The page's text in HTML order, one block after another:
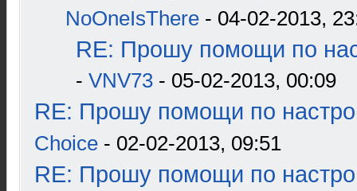
NoOneIsThere - 04-02-2013,
RE: Прошу помощи по
- VNV73 - 05-02-2013, 00:09
RE: Прошу помощи по
Choice - 02-02-2013, 09:51
RE: Прошу помощи по